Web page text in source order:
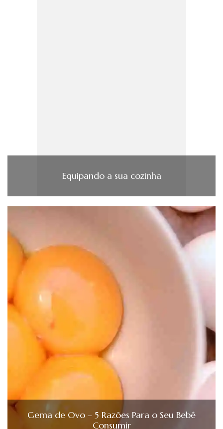
Equipando a sua cozinha
Gema de Ovo – 5 Razões Para o Seu Bebê
Consumir